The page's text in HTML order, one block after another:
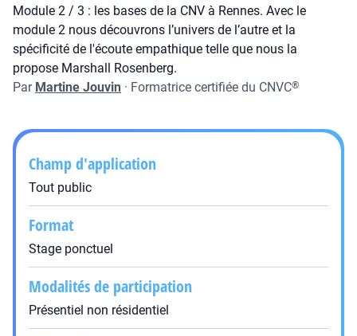
Module 2 / 3 : les bases de la CNV à Rennes. Avec le
module 2 nous découvrons l’univers de l’autre et la
spécificité de l'écoute empathique telle que nous la
propose Marshall Rosenberg.
Par Martine Jouvin · Formatrice certifiée du CNVC®
Champ d'application
Tout public
Format
Stage ponctuel
Modalités de participation
Présentiel non résidentiel